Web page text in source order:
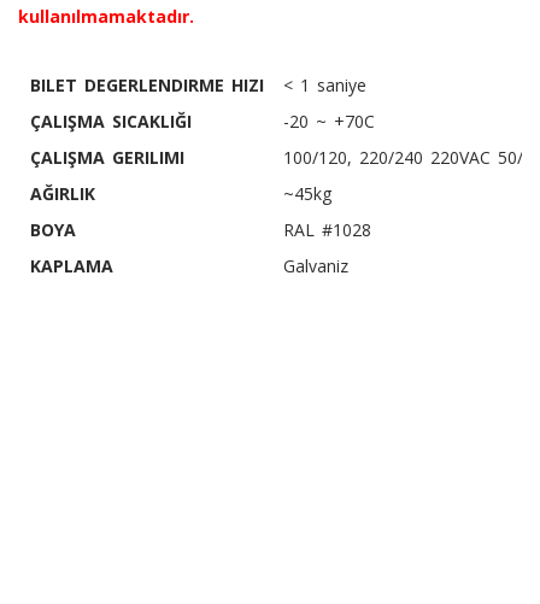
kullanılmamaktadır.
BILET DEGERLENDIRME HIZI
< 1 saniye
ÇALIŞMA SICAKLIĞI
-20 ~ +70C
ÇALIŞMA GERILIMI
100/120, 220/240 220VAC 50/
AĞIRLIK
~45kg
BOYA
RAL #1028
KAPLAMA
Galvaniz